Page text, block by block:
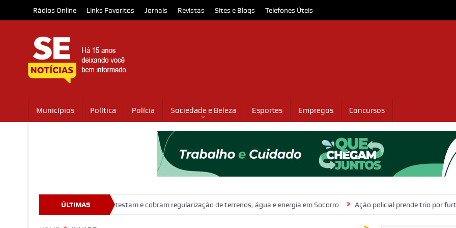
Rádios Online Links Favoritos Jornais Revistas Sites e Blogs Telefones Úteis
Municípios Política Polícia Sociedade e Beleza Esportes Empregos Concursos
ÚLTIMAS
Moradores protestam e cobram regularização de terrenos, água e energia em Socorro Ação policial prende trio por furto de fios